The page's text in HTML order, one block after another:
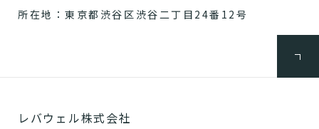
所在地：東京都渋谷区渋谷二丁目24番12号
レバウェル株式会社